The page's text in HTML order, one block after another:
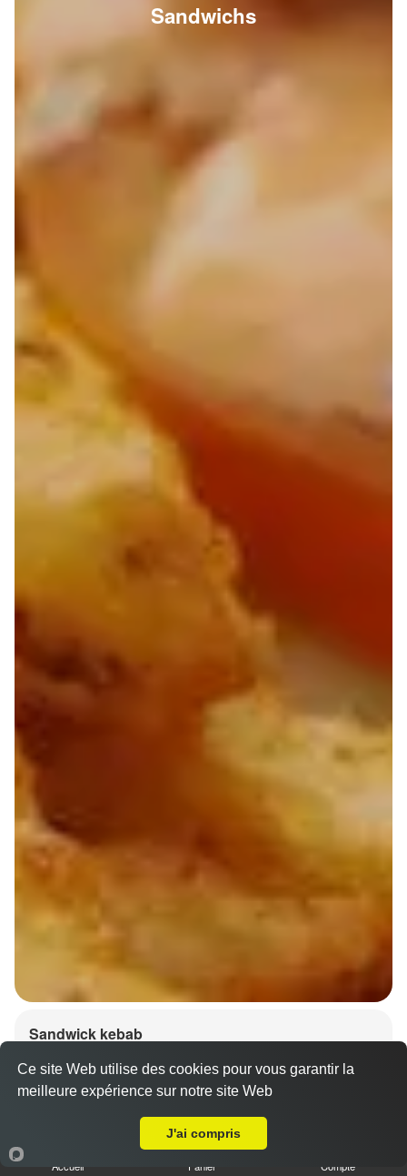
Sandwichs
Sandwick kebab
Dès6.50 €
Salade, tomates, oignons, chou, carottes
Accueil Panier Compte
Ce site Web utilise des cookies pour vous garantir la
meilleure expérience sur notre site Web
J'ai compris